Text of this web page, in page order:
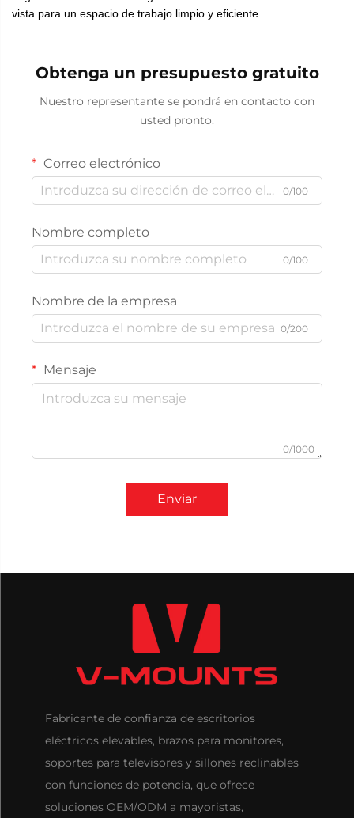
vista para un espacio de trabajo limpio y eficiente.
Obtenga un presupuesto gratuito
Nuestro representante se pondrá en contacto con
usted pronto.
Correo electrónico
0/100
Nombre completo
0/100
Nombre de la empresa
0/200
Mensaje
0/1000
Enviar
Fabricante de confianza de escritorios
eléctricos elevables, brazos para monitores,
soportes para televisores y sillones reclinables
con funciones de potencia, que ofrece
soluciones OEM/ODM a mayoristas,